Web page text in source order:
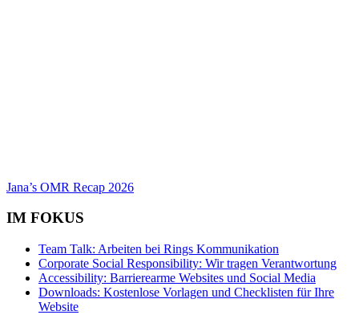
Jana’s OMR Recap 2026
IM FOKUS
Team Talk: Arbeiten bei Rings Kommunikation
Corporate Social Responsibility: Wir tragen Verantwortung
Accessibility: Barrierearme Websites und Social Media
Downloads: Kostenlose Vorlagen und Checklisten für Ihre
Website